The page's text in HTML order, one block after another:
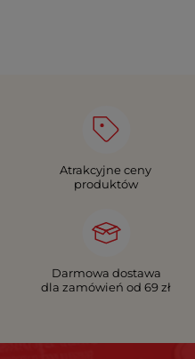
Atrakcyjne ceny
produktów
Darmowa dostawa
dla zamówień od 69 zł